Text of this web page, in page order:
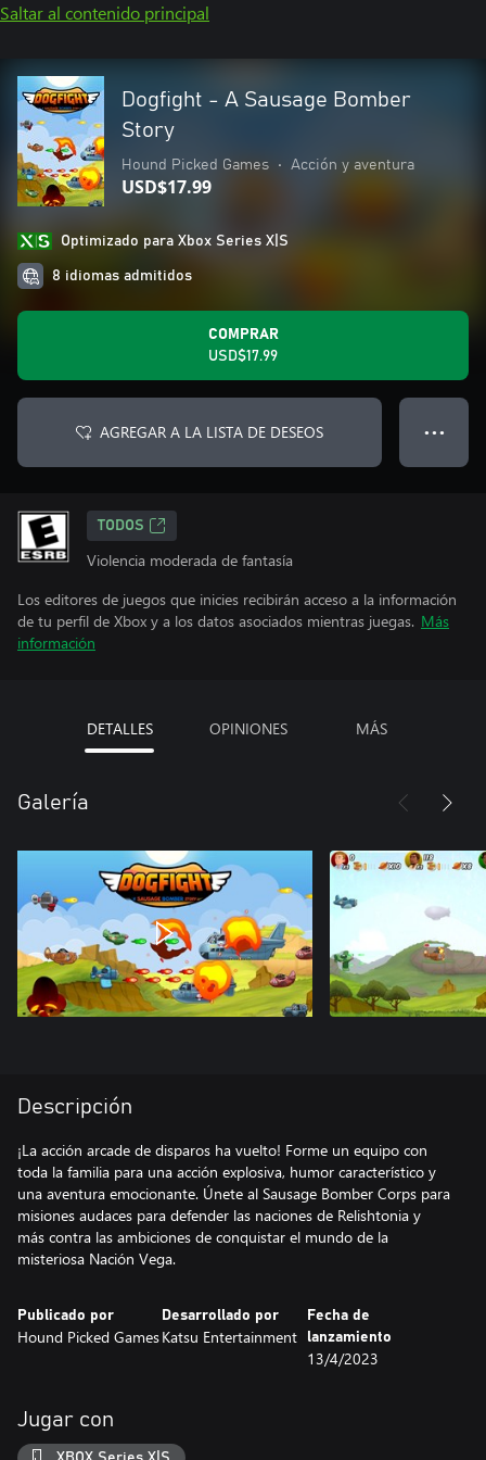
Saltar al contenido principal
Dogfight - A Sausage Bomber
Story
Hound Picked Games • Acción y aventura
USD$17.99
Optimizado para Xbox Series X|S
8 idiomas admitidos
COMPRAR
USD$17.99
AGREGAR A LA LISTA DE DESEOS ● ● ●
TODOS
Violencia moderada de fantasía
Los editores de juegos que inicies recibirán acceso a la información
de tu perfil de Xbox y a los datos asociados mientras juegas. Más
información
DETALLES OPINIONES MÁS
Galería
Descripción
¡La acción arcade de disparos ha vuelto! Forme un equipo con
toda la familia para una acción explosiva, humor característico y
una aventura emocionante. Únete al Sausage Bomber Corps para
misiones audaces para defender las naciones de Relishtonia y
más contra las ambiciones de conquistar el mundo de la
misteriosa Nación Vega.
Publicado por
Hound Picked Games
Desarrollado por
Katsu Entertainment
Fecha de
lanzamiento
13/4/2023
Jugar con